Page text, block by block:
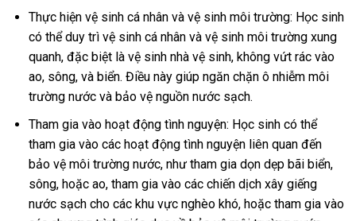
Thực hiện vệ sinh cá nhân và vệ sinh môi trường: Học sinh
có thể duy trì vệ sinh cá nhân và vệ sinh môi trường xung
quanh, đặc biệt là vệ sinh nhà vệ sinh, không vứt rác vào
ao, sông, và biển. Điều này giúp ngăn chặn ô nhiễm môi
trường nước và bảo vệ nguồn nước sạch.
Tham gia vào hoạt động tình nguyện: Học sinh có thể
tham gia vào các hoạt động tình nguyện liên quan đến
bảo vệ môi trường nước, như tham gia dọn dẹp bãi biển,
sông, hoặc ao, tham gia vào các chiến dịch xây giếng
nước sạch cho các khu vực nghèo khó, hoặc tham gia vào